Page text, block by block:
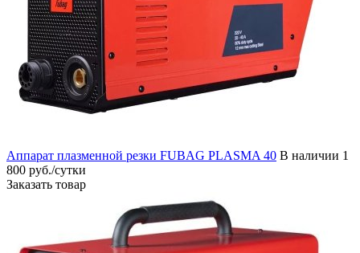
Аппарат плазменной резки FUBAG PLASMA 40 В наличии 1
800 руб./сутки
Заказать товар